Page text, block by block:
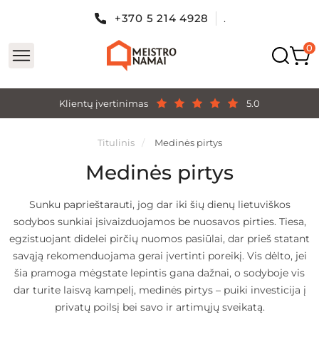
Klientų įvertinimas 5.0
+370 5 214 4928 .
Titulinis Medinės pirtys
Medinės pirtys
Sunku paprieštarauti, jog dar iki šių dienų lietuviškos
sodybos sunkiai įsivaizduojamos be nuosavos pirties. Tiesa,
egzistuojant didelei pirčių nuomos pasiūlai, dar prieš statant
savąją rekomenduojama gerai įvertinti poreikį. Vis dėlto, jei
šia pramoga mėgstate lepintis gana dažnai, o sodyboje vis
dar turite laisvą kampelį, medinės pirtys – puiki investicija į
privatų poilsį bei savo ir artimųjų sveikatą.